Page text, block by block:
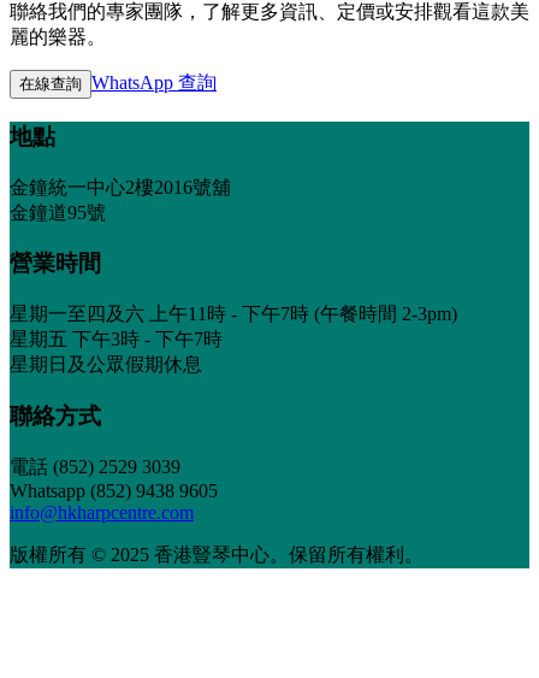
聯絡我們的專家團隊，了解更多資訊、定價或安排觀看這款美
麗的樂器。
在線查詢 WhatsApp 查詢
地點
金鐘統一中心2樓2016號舖
金鐘道95號
營業時間
星期一至四及六 上午11時 - 下午7時 (午餐時間 2-3pm)
星期五 下午3時 - 下午7時
星期日及公眾假期休息
聯絡方式
電話 (852) 2529 3039
Whatsapp (852) 9438 9605
info@hkharpcentre.com
版權所有 © 2025 香港豎琴中心。保留所有權利。